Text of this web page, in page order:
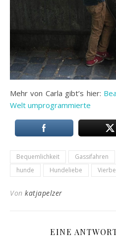
Mehr von Carla gibt’s hier:
Welt umprogrammierte
Bequemlichkeit Gassifahren
hunde
Hundeliebe
Von katjapelzer
EINE